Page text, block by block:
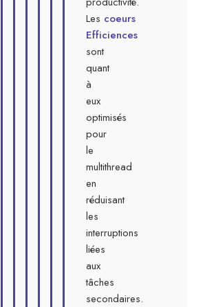
Les coeurs
Efficiences
sont
quant
à
eux
optimisés
pour
le
multithread
en
réduisant
les
interruptions
liées
aux
tâches
secondaires.